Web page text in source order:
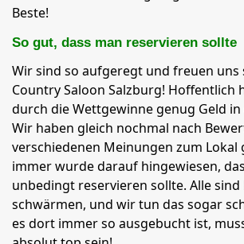
Beste!
So gut, dass man reservieren sollte
Wir sind so aufgeregt und freuen uns
Country Saloon Salzburg! Hoffentlich
durch die Wettgewinne genug Geld in
Wir haben gleich nochmal nach
verschiedenen Meinungen zum Lokal
immer wurde darauf hingewiesen,
unbedingt reservieren sollte. Alle
schwärmen, und wir tun das sogar
es dort immer so ausgebucht ist,